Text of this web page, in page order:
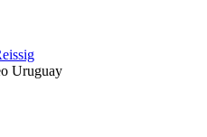
Uruguay